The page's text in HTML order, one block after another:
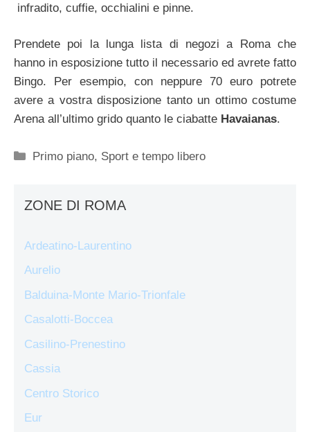
infradito, cuffie, occhialini e pinne.
Prendete poi la lunga lista di negozi a Roma che
hanno in esposizione tutto il necessario ed avrete fatto
Bingo. Per esempio, con neppure 70 euro potrete
avere a vostra disposizione tanto un ottimo costume
Arena all’ultimo grido quanto le ciabatte Havaianas.
Categorie
Primo piano, Sport e tempo libero
ZONE DI ROMA
Ardeatino-Laurentino
Aurelio
Balduina-Monte Mario-Trionfale
Casalotti-Boccea
Casilino-Prenestino
Cassia
Centro Storico
Eur